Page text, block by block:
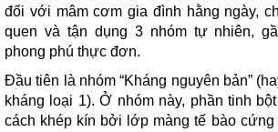
đối với mâm cơm gia đình hằng ngày,
quen và tận dụng 3 nhóm tự nhiên,
phong phú thực đơn.
Đầu tiên là nhóm “Kháng nguyên bản”
kháng loại 1). Ở nhóm này, phần tinh
cách khép kín bởi lớp màng tế bào cứng